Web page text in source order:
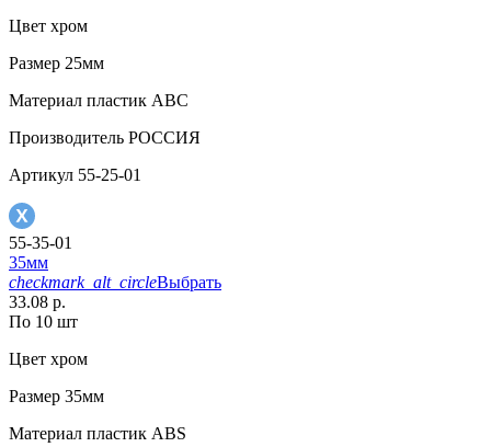
Цвет хром
Размер 25мм
Материал пластик АВС
Производитель РОССИЯ
Артикул 55-25-01
55-35-01
35мм
checkmark_alt_circleВыбрать
33.08 р.
По 10 шт
Цвет хром
Размер 35мм
Материал пластик АВS